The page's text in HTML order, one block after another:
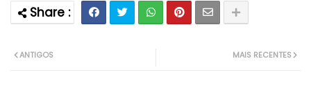
MAIS RECENTES
ANTIGOS